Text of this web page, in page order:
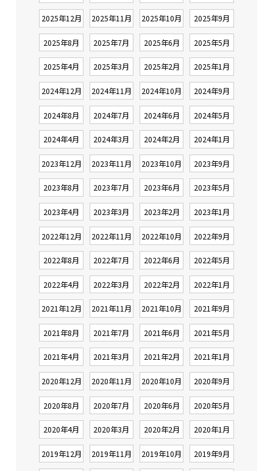
2025年12月 2025年11月 2025年10月 2025年9月
2025年8月 2025年7月 2025年6月 2025年5月
2025年4月 2025年3月 2025年2月 2025年1月
2024年12月 2024年11月 2024年10月 2024年9月
2024年8月 2024年7月 2024年6月 2024年5月
2024年4月 2024年3月 2024年2月 2024年1月
2023年12月 2023年11月 2023年10月 2023年9月
2023年8月 2023年7月 2023年6月 2023年5月
2023年4月 2023年3月 2023年2月 2023年1月
2022年12月 2022年11月 2022年10月 2022年9月
2022年8月 2022年7月 2022年6月 2022年5月
2022年4月 2022年3月 2022年2月 2022年1月
2021年12月 2021年11月 2021年10月 2021年9月
2021年8月 2021年7月 2021年6月 2021年5月
2021年4月 2021年3月 2021年2月 2021年1月
2020年12月 2020年11月 2020年10月 2020年9月
2020年8月 2020年7月 2020年6月 2020年5月
2020年4月 2020年3月 2020年2月 2020年1月
2019年12月 2019年11月 2019年10月 2019年9月